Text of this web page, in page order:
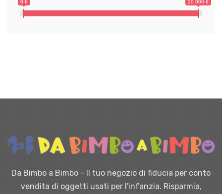
0 € 20 000 €
Da Bimbo a Bimbo - Il tuo negozio di fiducia per conto
vendita di oggetti usati per l'infanzia. Risparmia,